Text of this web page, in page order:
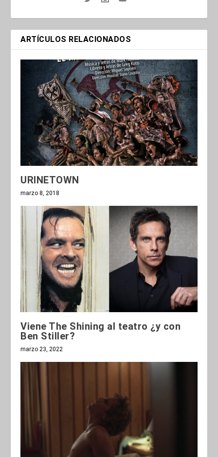
ARTÍCULOS RELACIONADOS
URINETOWN
marzo 8, 2018
Viene The Shining al teatro ¿y con
Ben Stiller?
marzo 23, 2022